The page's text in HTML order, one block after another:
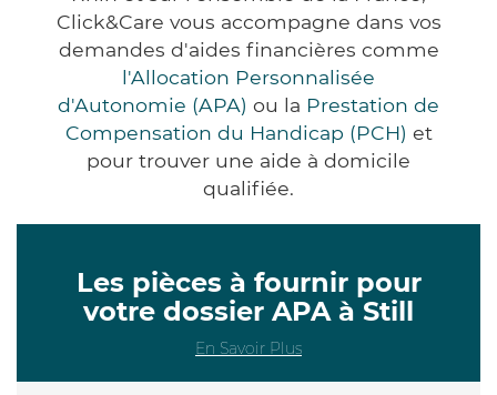
Click&Care vous accompagne dans vos
demandes d'aides financières comme
l'Allocation Personnalisée
d'Autonomie (APA) ou la Prestation de
Compensation du Handicap (PCH) et
pour trouver une aide à domicile
qualifiée.
Les pièces à fournir pour
votre dossier APA à Still
En Savoir Plus